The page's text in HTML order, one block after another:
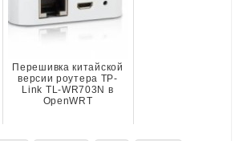
Перешивка китайской
версии роутера TP-
Link TL-WR703N в
OpenWRT